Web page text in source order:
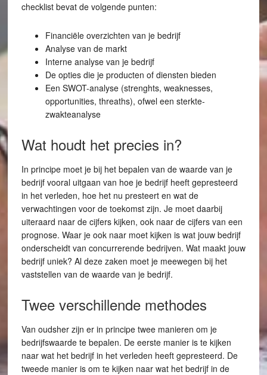
checklist bevat de volgende punten:
Financiële overzichten van je bedrijf
Analyse van de markt
Interne analyse van je bedrijf
De opties die je producten of diensten bieden
Een SWOT-analyse (strenghts, weaknesses,
opportunities, threaths), ofwel een sterkte-
zwakteanalyse
Wat houdt het precies in?
In principe moet je bij het bepalen van de waarde van je
bedrijf vooral uitgaan van hoe je bedrijf heeft gepresteerd
in het verleden, hoe het nu presteert en wat de
verwachtingen voor de toekomst zijn. Je moet daarbij
uiteraard naar de cijfers kijken, ook naar de cijfers van een
prognose. Waar je ook naar moet kijken is wat jouw bedrijf
onderscheidt van concurrerende bedrijven. Wat maakt jouw
bedrijf uniek? Al deze zaken moet je meewegen bij het
vaststellen van de waarde van je bedrijf.
Twee verschillende methodes
Van oudsher zijn er in principe twee manieren om je
bedrijfswaarde te bepalen. De eerste manier is te kijken
naar wat het bedrijf in het verleden heeft gepresteerd. De
tweede manier is om te kijken naar wat het bedrijf in de